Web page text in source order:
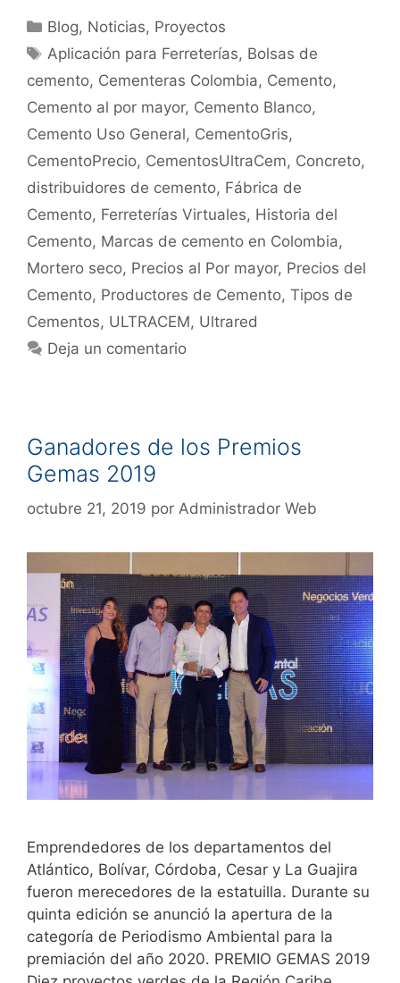
Blog, Noticias, Proyectos
Aplicación para Ferreterías, Bolsas de
cemento, Cementeras Colombia, Cemento,
Cemento al por mayor, Cemento Blanco,
Cemento Uso General, CementoGris,
CementoPrecio, CementosUltraCem, Concreto,
distribuidores de cemento, Fábrica de
Cemento, Ferreterías Virtuales, Historia del
Cemento, Marcas de cemento en Colombia,
Mortero seco, Precios al Por mayor, Precios del
Cemento, Productores de Cemento, Tipos de
Cementos, ULTRACEM, Ultrared
Deja un comentario
Ganadores de los Premios
Gemas 2019
octubre 21, 2019 por Administrador Web
Emprendedores de los departamentos del
Atlántico, Bolívar, Córdoba, Cesar y La Guajira
fueron merecedores de la estatuilla. Durante su
quinta edición se anunció la apertura de la
categoría de Periodismo Ambiental para la
premiación del año 2020. PREMIO GEMAS 2019